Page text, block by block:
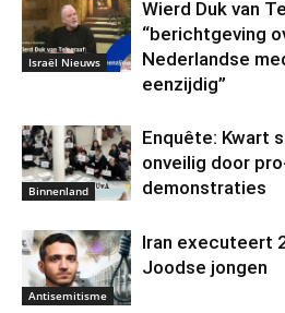
Israël Nieuws
Wierd Duk van
“berichtgeving
Nederlandse
eenzijdig”
Binnenland
Enquête: Kwart
onveilig door
demonstraties
Antisemitisme
Iran executeert
Joodse jongen